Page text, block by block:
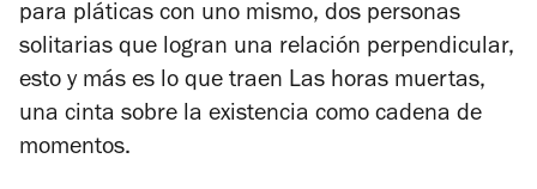
para pláticas con uno mismo, dos personas
solitarias que logran una relación perpendicular,
esto y más es lo que traen Las horas muertas,
una cinta sobre la existencia como cadena de
momentos.